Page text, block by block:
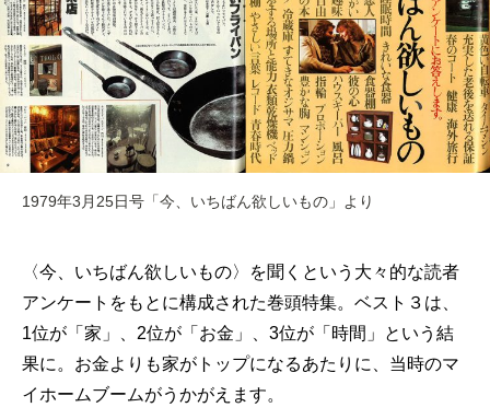
1979年3月25日号「今、いちばん欲しいもの」より
〈今、いちばん欲しいもの〉を聞くという大々的な読者
アンケートをもとに構成された巻頭特集。ベスト３は、
1位が「家」、2位が「お金」、3位が「時間」という結
果に。お金よりも家がトップになるあたりに、当時のマ
イホームブームがうかがえます。